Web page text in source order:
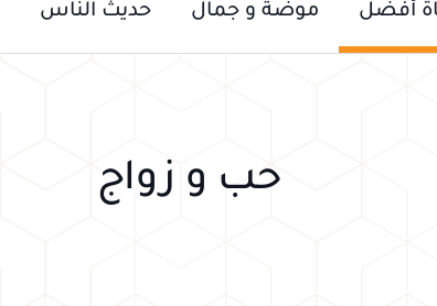
أفضل موضة و جمال حديث الناس
حب و زواج